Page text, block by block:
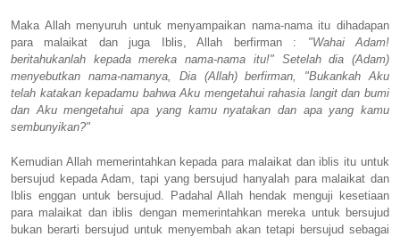
Maka Allah menyuruh untuk menyampaikan nama-nama itu dihadapan
para malaikat dan juga Iblis, Allah berfirman : "Wahai Adam!
beritahukanlah kepada mereka nama-nama itu!" Setelah dia (Adam)
menyebutkan nama-namanya, Dia (Allah) berfirman, "Bukankah Aku
telah katakan kepadamu bahwa Aku mengetahui rahasia langit dan bumi
dan Aku mengetahui apa yang kamu nyatakan dan apa yang kamu
sembunyikan?"
Kemudian Allah memerintahkan kepada para malaikat dan iblis itu untuk
bersujud kepada Adam, tapi yang bersujud hanyalah para malaikat dan
Iblis enggan untuk bersujud. Padahal Allah hendak menguji kesetiaan
para malaikat dan iblis dengan memerintahkan mereka untuk bersujud
bukan berarti bersujud untuk menyembah akan tetapi bersujud sebagai